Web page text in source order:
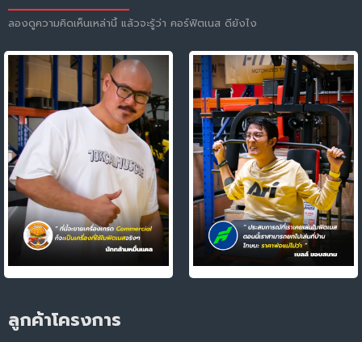
ลองดูความคิดเห็นเหล่านี้ แล้วจะรู้ว่า คอร์ฟิตเนส ดียังไง
ลูกค้าโครงการ